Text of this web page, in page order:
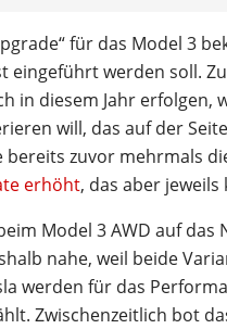
für das Model 3
eingeführt werden soll.
in diesem Jahr erfolgen,
will, das auf der
zuvor mehrmals
erhöht, das aber jeweils
Model 3 AWD auf das
nahe, weil beide
werden für das
Zwischenzeitlich bot